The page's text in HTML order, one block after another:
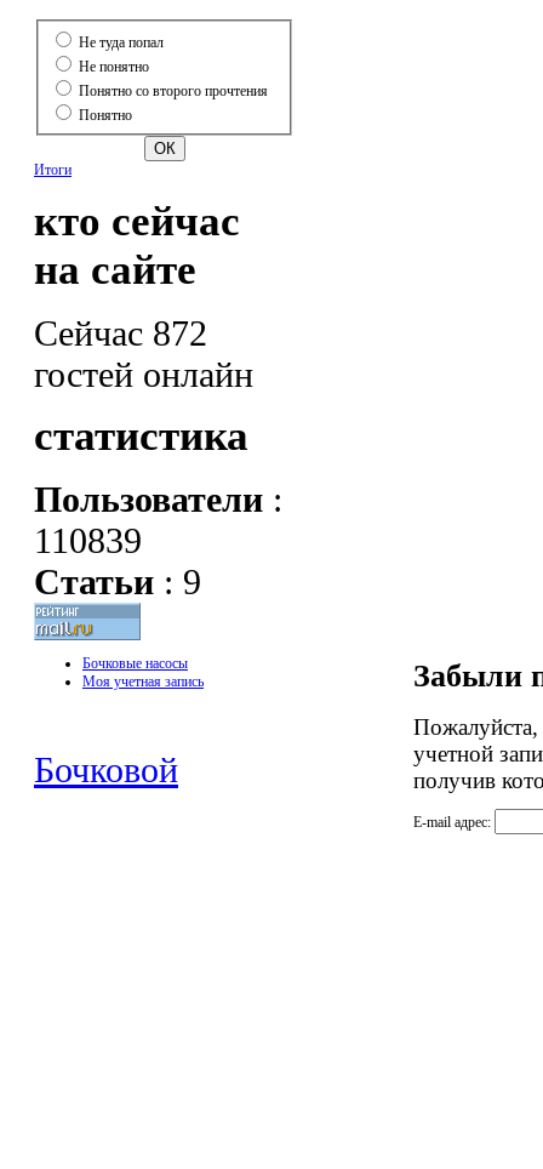
Не туда попал
Не понятно
Понятно со второго прочтения
Понятно
Итоги
кто сейчас
на сайте
Сейчас 872
гостей онлайн
статистика
Пользователи :
110839
Статьи : 9
Забыли
Пожалуйста,
учетной
получив
E-mail адрес:
Бочковые насосы
Моя учетная запись
Бочковой